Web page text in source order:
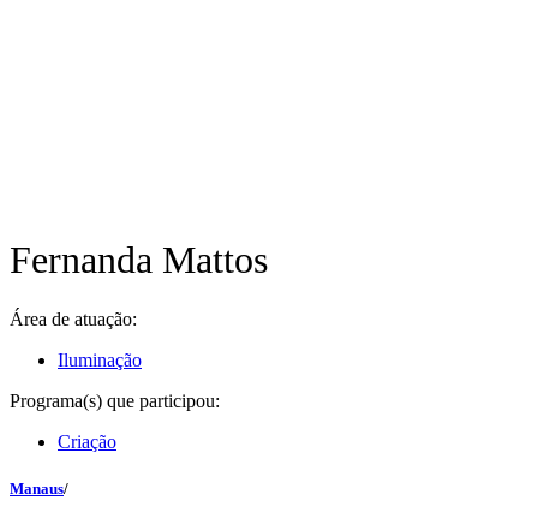
Fernanda Mattos
Área de atuação:
Iluminação
Programa(s) que participou:
Criação
Manaus/